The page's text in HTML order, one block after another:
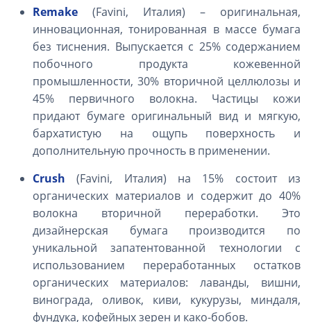
Remake (Favini, Италия) – оригинальная,
инновационная, тонированная в массе бумага
без тиснения. Выпускается с 25% содержанием
побочного продукта кожевенной
промышленности, 30% вторичной целлюлозы и
45% первичного волокна. Частицы кожи
придают бумаге оригинальный вид и мягкую,
бархатистую на ощупь поверхность и
дополнительную прочность в применении.
Crush (Favini, Италия) на 15% состоит из
органических материалов и содержит до 40%
волокна вторичной переработки. Это
дизайнерская бумага производится по
уникальной запатентованной технологии с
использованием переработанных остатков
органических материалов: лаванды, вишни,
винограда, оливок, киви, кукурузы, миндаля,
фундука, кофейных зерен и како-бобов.